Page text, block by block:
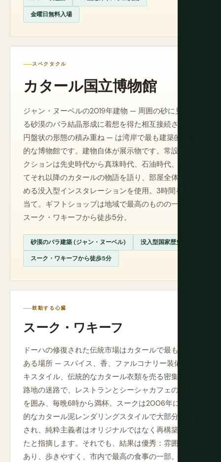
金曜日無料入場
スペクタクル
カタール国立博物館
ジャン・ヌーベルの2019年建物 — 周囲の砂に見つか
る砂漠のバラ結晶形成に着想を得た相互接続された
円盤状の形態の積み重ね — は湾岸で最も建築的に劇
的な博物館です。建物自体が展示物です。常設コレ
クションは先史時代から真珠時代、石油時代、そし
てそれ以降のカタールの物語を語り、部屋全体を埋
める没入型インスタレーションを使用。3時間を割り
当て。ギフトショップは地域で最高のものの一つ。
スーク・ワキーフから徒歩5分。
砂漠のバラ建築 (ジャン・ヌーベル) 没入型国家歴史
スーク・ワキーフから徒歩5分
鼓動する心臓
スーク・ワキーフ
ドーハの修復された伝統市場はカタールで最も活気
ある場所 — スパイス、香、ファルコナリー装備、テ
キスタイル、伝統的なカタール衣類を売る密集した
路地の迷路で、レストランとシーシャカフェのコア
を囲み、毎晩6時から満杯。スークは2006年に伝統
的なカタール泥レンダリングスタイルで大部分再建
され、純粋主義者はオリジナルではなく再構築され
たと指摘します。それでも、結果は優秀：雰囲気が
あり、歩きやすく、市内で最高の食事の一部。鳥が